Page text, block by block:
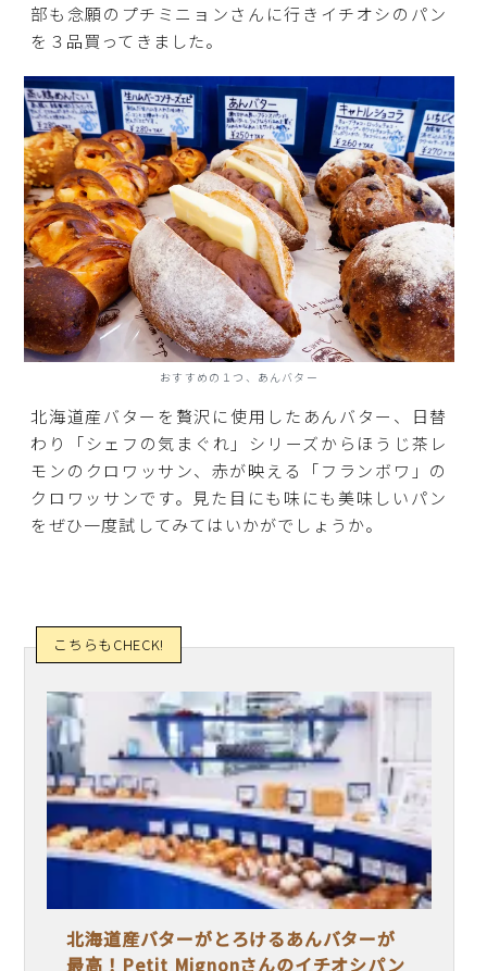
部も念願のプチミニョンさんに行きイチオシのパン
を３品買ってきました。
おすすめの１つ、あんバター
北海道産バターを贅沢に使用したあんバター、日替
わり「シェフの気まぐれ」シリーズからほうじ茶レ
モンのクロワッサン、赤が映える「フランボワ」の
クロワッサンです。見た目にも味にも美味しいパン
をぜひ一度試してみてはいかがでしょうか。
北海道産バターがとろけるあんバターが
最高！Petit Mignonさんのイチオシパン